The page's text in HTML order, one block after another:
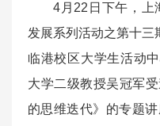
4月22日下午，上
发展系列活动之第十三
临港校区大学生活动
大学二级教授吴冠军
的思维迭代》的专题